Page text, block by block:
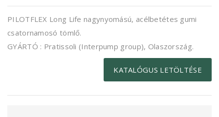
PILOTFLEX Long Life nagynyomású, acélbetétes gumi
csatornamosó tömlő.
GYÁRTÓ : Pratissoli (Interpump group), Olaszország.
KATALÓGUS LETÖLTÉSE